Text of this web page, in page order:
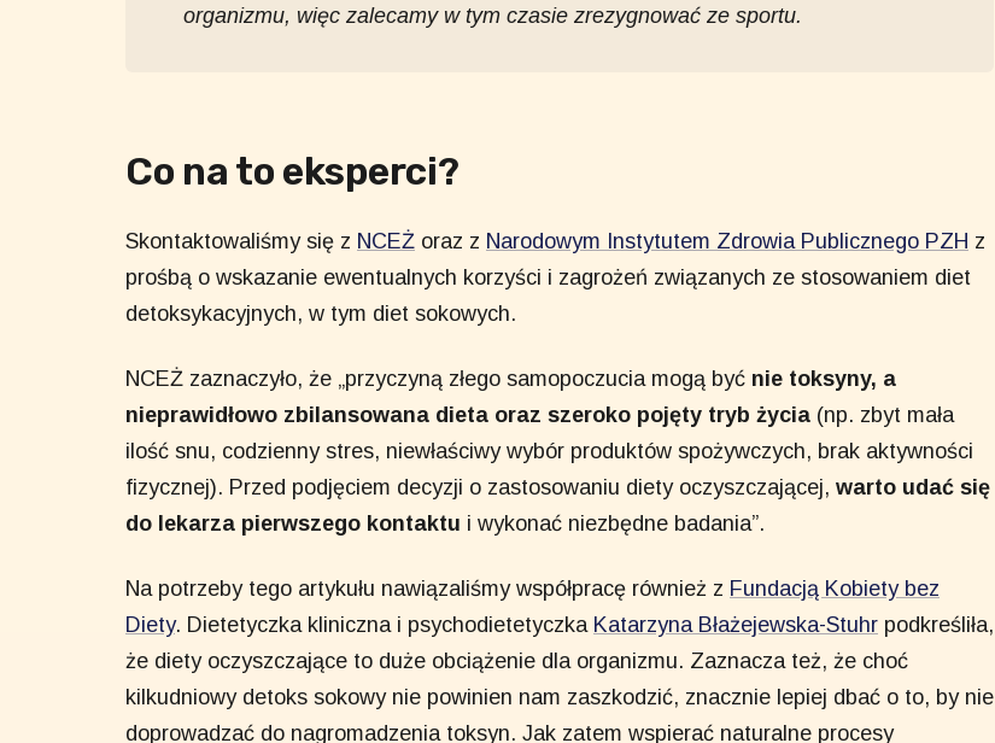
organizmu, więc zalecamy w tym czasie zrezygnować ze sportu.
Co na to eksperci?
Skontaktowaliśmy się z NCEŻ oraz z Narodowym Instytutem Zdrowia Publicznego PZH z
prośbą o wskazanie ewentualnych korzyści i zagrożeń związanych ze stosowaniem diet
detoksykacyjnych, w tym diet sokowych.
NCEŻ zaznaczyło, że „przyczyną złego samopoczucia mogą być nie toksyny, a
nieprawidłowo zbilansowana dieta oraz szeroko pojęty tryb życia (np. zbyt mała
ilość snu, codzienny stres, niewłaściwy wybór produktów spożywczych, brak aktywności
fizycznej). Przed podjęciem decyzji o zastosowaniu diety oczyszczającej, warto udać się
do lekarza pierwszego kontaktu i wykonać niezbędne badania”.
Na potrzeby tego artykułu nawiązaliśmy współpracę również z Fundacją Kobiety bez
Diety. Dietetyczka kliniczna i psychodietetyczka Katarzyna Błażejewska-Stuhr podkreśliła,
że diety oczyszczające to duże obciążenie dla organizmu. Zaznacza też, że choć
kilkudniowy detoks sokowy nie powinien nam zaszkodzić, znacznie lepiej dbać o to, by nie
doprowadzać do nagromadzenia toksyn. Jak zatem wspierać naturalne procesy